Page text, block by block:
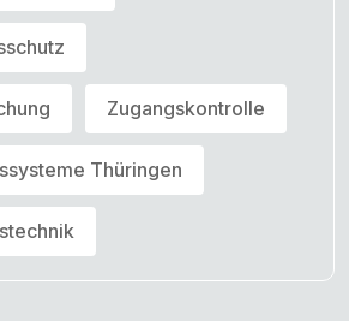
Zugangskontrolle
Thüringen